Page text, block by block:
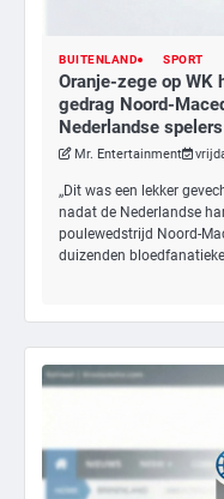
BUITENLAND SPORT
Oranje-zege op WK
gedrag Noord-
Nederlandse
Mr. Entertainment
,,Dit was een lekker
nadat de Nederlandse
poulewedstrijd Noord-
duizenden